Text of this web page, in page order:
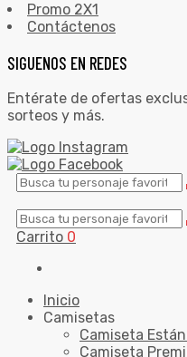
Promo 2X1
Contáctenos
SIGUENOS EN REDES
Entérate de ofertas
sorteos y más.
Carrito 0
Inicio
Camisetas
Camiseta
Camiseta